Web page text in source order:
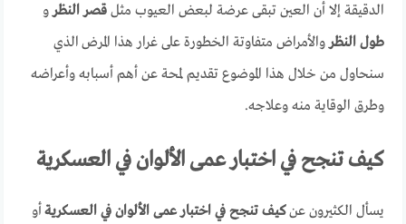
الدقيقة إلا أن العين تبقى عرضة لبعض العيوب مثلقصر النظرو
طول النظروالأمراض متفاوتة الخطورة على غرار هذا المرض الذي
سنحاول من خلال هذا الموضوع تقديم لمحة عن أهم أسبابه وأعراضه
وطرق الوقاية منه وعلاجه.
كيف تنجح في اختبار عمى الألوان في العسكرية
يسأل الكثيرون عنكيف تنجح في اختبار عمى الألوان في العسكرية أو